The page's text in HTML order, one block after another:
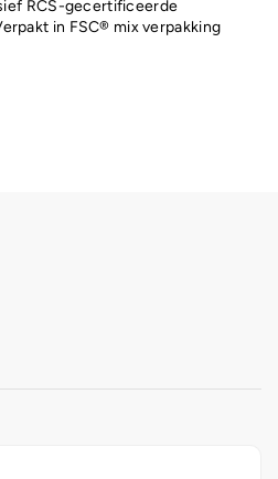
RCS-gecertificeerde
in FSC® mix verpakking